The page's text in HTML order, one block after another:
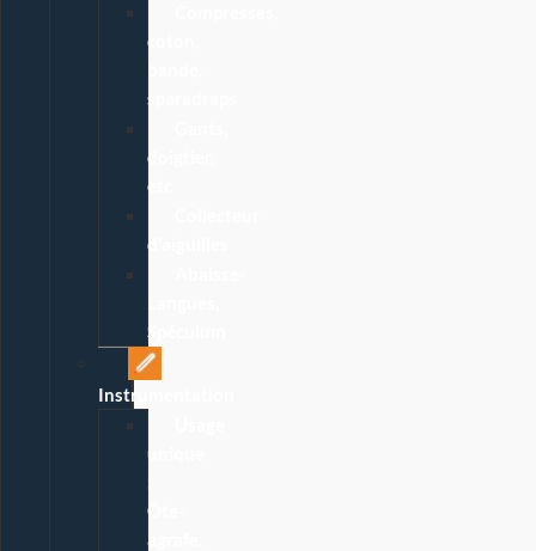
coton,
sparadraps
doigtier,
etc
d’aiguilles
Spéculum
Instrumentation
unique
Ôte-
agrafe,